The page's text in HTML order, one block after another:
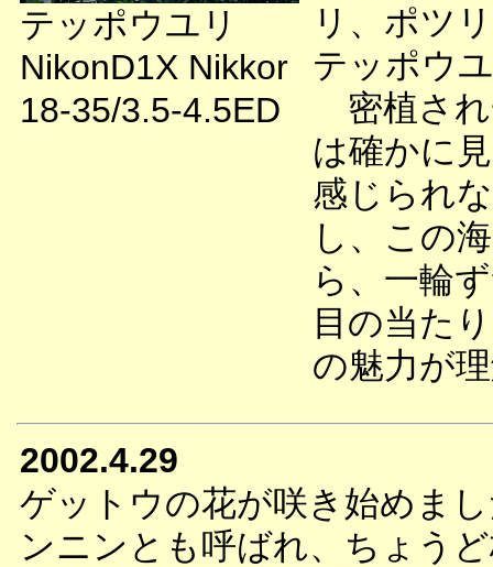
テッポウユリ
NikonD1X Nikkor
18-35/3.5-4.5ED
リ、ポツ
テッポウ
密植され
は確かに
感じられ
し、この
ら、一輪
目の当た
の魅力が
2002.4.29
ゲットウの花が咲き始めま
ンニンとも呼ばれ、ちょう